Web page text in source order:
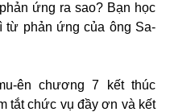
ứng ra sao? Bạn học
từ phản ứng của ông Sa-
ên chương 7 kết thúc
tắt chức vụ đầy ơn và kết